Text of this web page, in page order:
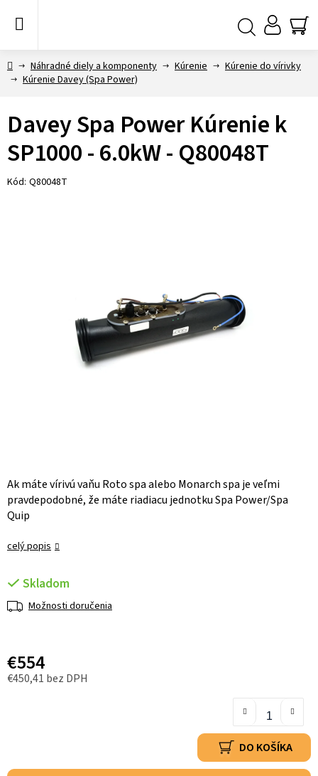
DomovNáhradné diely a komponenty Kúrenie
Kúrenie do vírivky
Kúrenie Davey (Spa Power)
Ak máte vírivú vaňu Roto spa alebo Monarch spa je veľmi
pravdepodobné, že máte riadiacu jednotku Spa Power/Spa
Quip
celý popis
Skladom
Možnosti doručenia
€554
€450,41 bez DPH
DO KOŠÍKA
Davey Spa Power Kúrenie k
SP1000 - 6.0kW - Q80048T
Kód: Q80048T